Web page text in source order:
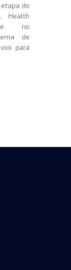
do
Health
no
de
para